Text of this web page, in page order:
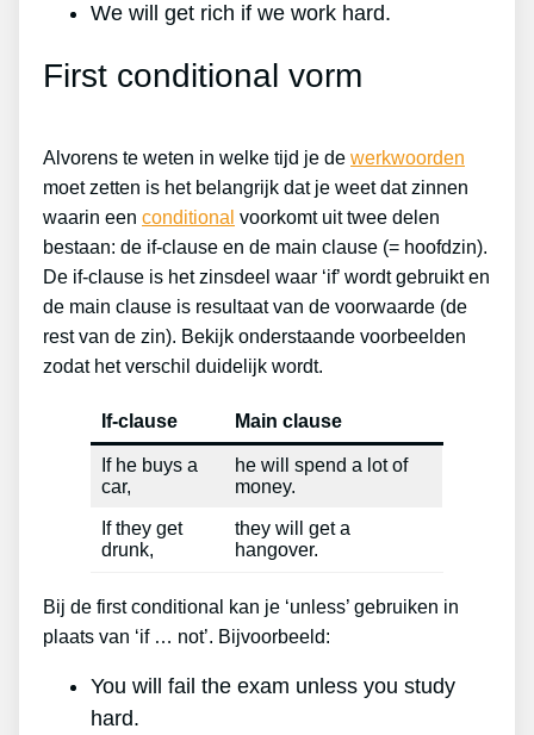
We will get rich if we work hard.
First conditional vorm
Alvorens te weten in welke tijd je de werkwoorden
moet zetten is het belangrijk dat je weet dat zinnen
waarin een conditional voorkomt uit twee delen
bestaan: de if-clause en de main clause (= hoofdzin).
De if-clause is het zinsdeel waar ‘if’ wordt gebruikt en
de main clause is resultaat van de voorwaarde (de
rest van de zin). Bekijk onderstaande voorbeelden
zodat het verschil duidelijk wordt.
If-clause Main clause
If he buys a
car,
he will spend a lot of
money.
If they get
drunk,
they will get a
hangover.
Bij de first conditional kan je ‘unless’ gebruiken in
plaats van ‘if … not’. Bijvoorbeeld:
You will fail the exam unless you study
hard.